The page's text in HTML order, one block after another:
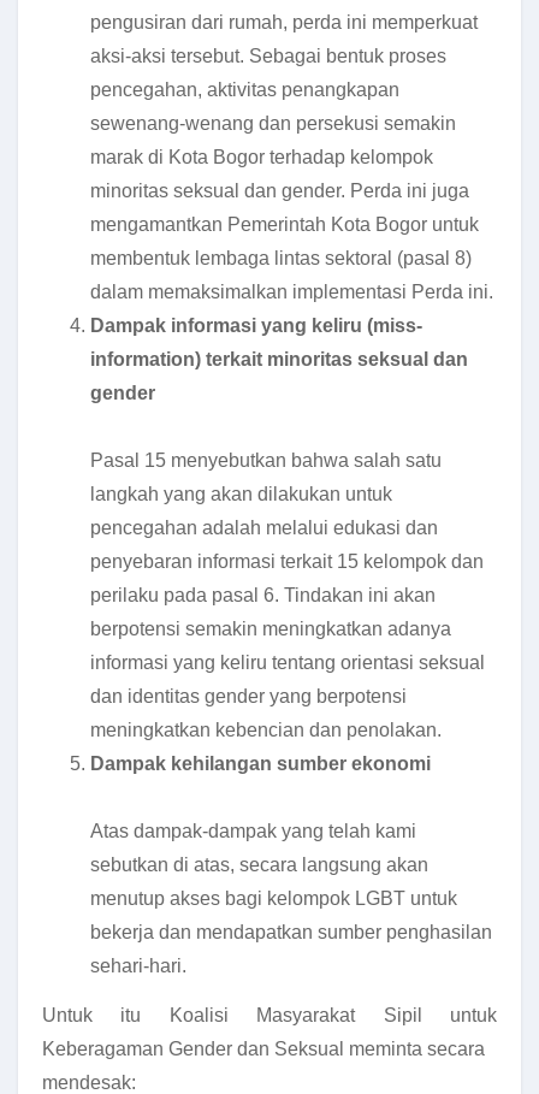
pengusiran dari rumah, perda ini memperkuat
aksi-aksi tersebut. Sebagai bentuk proses
pencegahan, aktivitas penangkapan
sewenang-wenang dan persekusi semakin
marak di Kota Bogor terhadap kelompok
minoritas seksual dan gender. Perda ini juga
mengamantkan Pemerintah Kota Bogor untuk
membentuk lembaga lintas sektoral (pasal 8)
dalam memaksimalkan implementasi Perda ini.
Dampak informasi yang keliru (miss-
information) terkait minoritas seksual dan
gender
Pasal 15 menyebutkan bahwa salah satu
langkah yang akan dilakukan untuk
pencegahan adalah melalui edukasi dan
penyebaran informasi terkait 15 kelompok dan
perilaku pada pasal 6. Tindakan ini akan
berpotensi semakin meningkatkan adanya
informasi yang keliru tentang orientasi seksual
dan identitas gender yang berpotensi
meningkatkan kebencian dan penolakan.
Dampak kehilangan sumber ekonomi
Atas dampak-dampak yang telah kami
sebutkan di atas, secara langsung akan
menutup akses bagi kelompok LGBT untuk
bekerja dan mendapatkan sumber penghasilan
sehari-hari.
Untuk itu Koalisi Masyarakat Sipil untuk
Keberagaman Gender dan Seksual meminta secara
mendesak: